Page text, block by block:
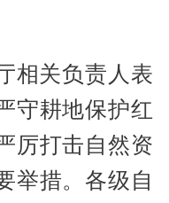
关负责人表
守耕地保护红
厉打击自然资
举措。各级自